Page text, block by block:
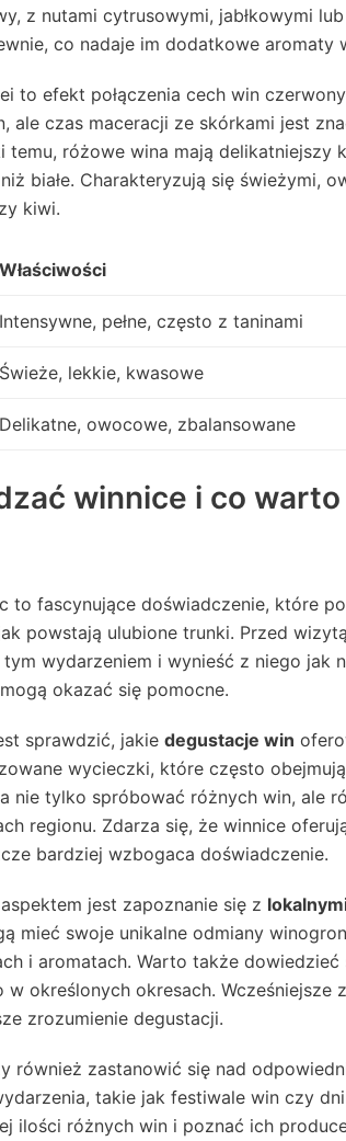
z nutami cytrusowymi, jabłkowymi
co nadaje im dodatkowe aromaty
to efekt połączenia cech win
ale czas maceracji ze skórkami jest
temu, różowe wina mają delikatniejszy
białe. Charakteryzują się świeżymi,
kiwi.
Właściwości
Intensywne, pełne, często z taninami
Świeże, lekkie, kwasowe
Delikatne, owocowe, zbalansowane
winnice i co
to fascynujące doświadczenie, które
powstają ulubione trunki. Przed
tym wydarzeniem i wynieść z niego jak
okazać się pomocne.
sprawdzić, jakie degustacje win
wycieczki, które często
nie tylko spróbować różnych win, ale
regionu. Zdarza się, że winnice
bardziej wzbogaca doświadczenie.
jest zapoznanie się z
mieć swoje unikalne odmiany
i aromatach. Warto także
określonych okresach. Wcześniejsze
zrozumienie degustacji.
również zastanowić się nad
takie jak festiwale win czy
ilości różnych win i poznać ich